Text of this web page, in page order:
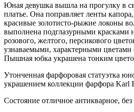
Юная девушка вышла на прогулку в
платье. Она поправляет ленты
красивые золотисто-рыжие локоны
выполнена подглазурными красками
розового, желтого, персикового
узнаваемыми, характерными
Пышная юбка украшена тонким
Утонченная фарфоровая статуэтка
украшением коллекции фарфора Karl
Состояние отличное антикварное,